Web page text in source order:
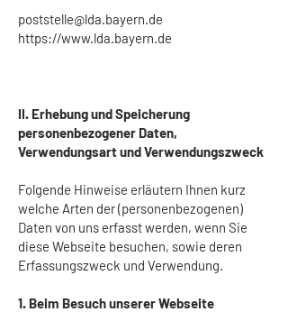
poststelle@lda.bayern.de
https://www.lda.bayern.de
II. Erhebung und Speicherung
personenbezogener Daten,
Verwendungsart und Verwendungszweck
Folgende Hinweise erläutern Ihnen kurz
welche Arten der (personenbezogenen)
Daten von uns erfasst werden, wenn Sie
diese Webseite besuchen, sowie deren
Erfassungszweck und Verwendung.
1. Beim Besuch unserer Webseite